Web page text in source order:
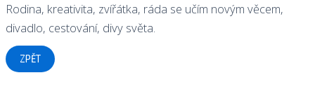
Rodina, kreativita, zvířátka, ráda se učím novým věcem,
divadlo, cestování, divy světa.
ZPĚT